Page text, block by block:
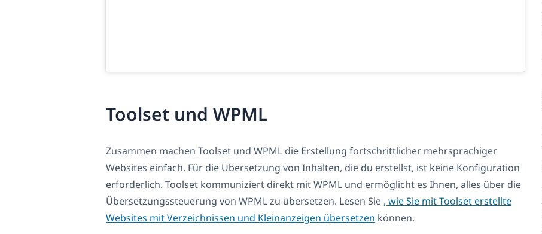
Toolset und WPML
Zusammen machen Toolset und WPML die Erstellung fortschrittlicher mehrsprachiger
Websites einfach. Für die Übersetzung von Inhalten, die du erstellst, ist keine Konfiguration
erforderlich. Toolset kommuniziert direkt mit WPML und ermöglicht es Ihnen, alles über die
Übersetzungssteuerung von WPML zu übersetzen. Lesen Sie , wie Sie mit Toolset erstellte
Websites mit Verzeichnissen und Kleinanzeigen übersetzen können.